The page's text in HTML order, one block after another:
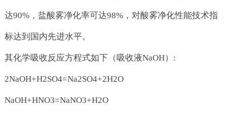
达90%，盐酸雾净化率可达98%，对酸雾净化性能技术指
标达到国内先进水平。
其化学吸收反应方程式如下（吸收液NaOH）:
2NaOH+H2SO4=Na2SO4+2H2O
NaOH+HNO3=NaNO3+H2O